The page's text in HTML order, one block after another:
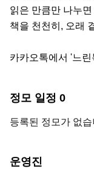
읽은 만큼만 나누
책을 천천히, 오래
카카오톡에서 '느
정모 일정 0
등록된 정모가 없습
운영진